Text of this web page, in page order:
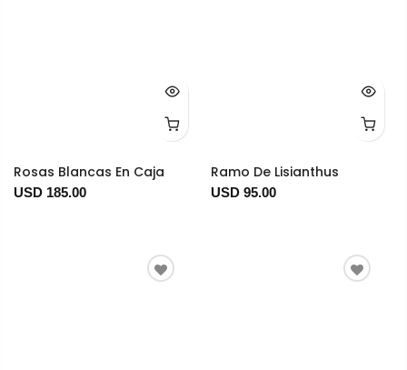
Rosas Blancas En Caja
USD 185.00
Ramo De Lisianthus
USD 95.00